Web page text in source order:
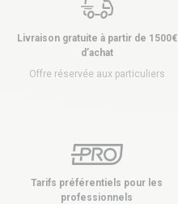
Livraison gratuite à partir de 1500€
d’achat
Offre réservée aux particuliers
Tarifs préférentiels pour les
professionnels